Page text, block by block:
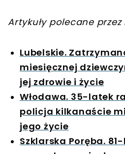
Artykuły polecane przez
Lubelskie.
miesięcznej
jej zdrowie i życie
Włodawa. 35-latek
policja kilkanaście
jego życie
Szklarska Poręba.